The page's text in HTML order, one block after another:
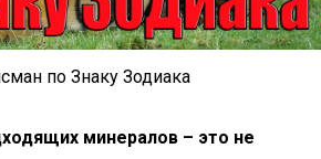
по Знаку Зодиака
минералов – это не